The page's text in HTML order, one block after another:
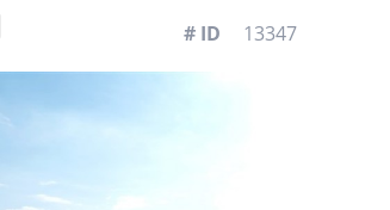
# ID 13347